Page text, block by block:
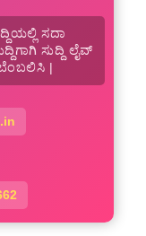
ಸದಾ
ಸುದ್ದಿ ಲೈವ್
ಬೆಂಬಲಿಸಿ |